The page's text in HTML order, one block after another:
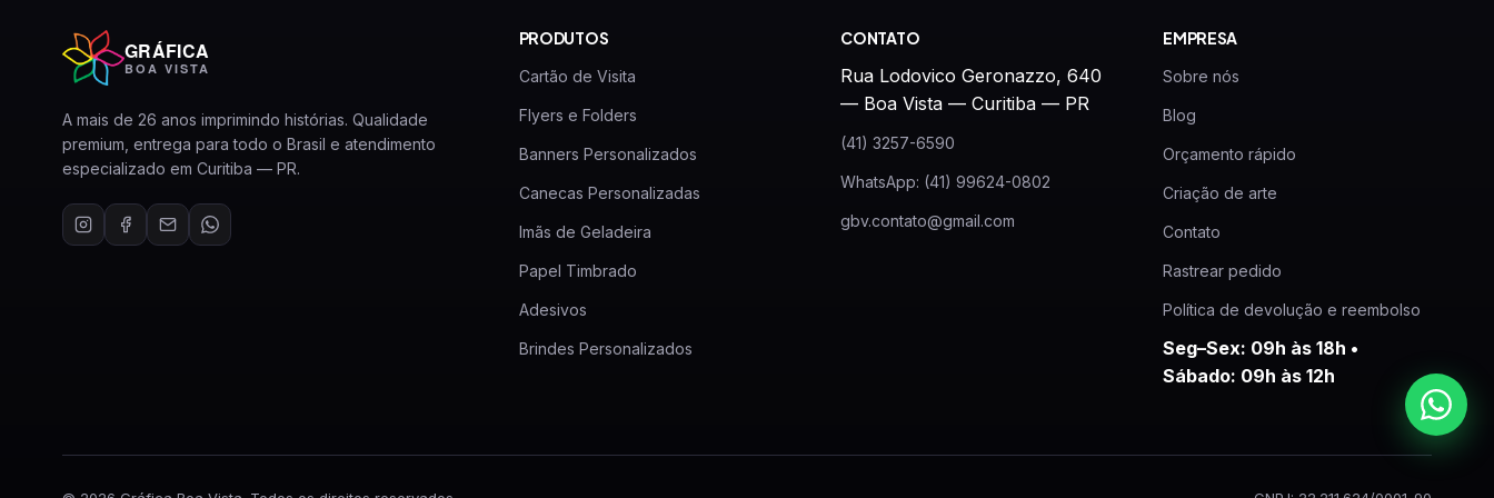
GRÁFICA
BOA VISTA
A mais de 26 anos imprimindo histórias. Qualidade
premium, entrega para todo o Brasil e atendimento
especializado em Curitiba — PR.
PRODUTOS
Cartão de Visita
Flyers e Folders
Banners Personalizados
Canecas Personalizadas
Imãs de Geladeira
Papel Timbrado
Adesivos
Brindes Personalizados
CONTATO
Rua Lodovico Geronazzo, 640
— Boa Vista — Curitiba — PR
(41) 3257-6590
WhatsApp: (41) 99624-0802
gbv.contato@gmail.com
EMPRESA
Sobre nós
Blog
Orçamento rápido
Criação de arte
Contato
Rastrear pedido
Política de devolução e reembolso
Seg–Sex: 09h às 18h •
Sábado: 09h às 12h